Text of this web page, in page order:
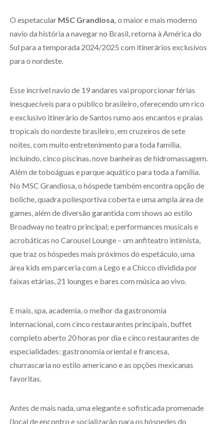
O espetacular MSC Grandiosa o maior e mais moderno
navio da história a navegar no Brasil, retorna à América do
Sul para a temporada 2024/2025 com itinerários exclusivos
para o nordeste.
Esse incrível navio de 19 andares vai proporcionar férias
inesquecíveis para o público brasileiro, oferecendo um rico
e exclusivo itinerário de Santos rumo aos encantos e praias
tropicais do nordeste brasileiro, em cruzeiros de sete
noites, com muito entretenimento para toda família,
incluindo, cinco piscinas, nove banheiras de hidromassagem.
Além de toboáguas e parque aquático para toda a família.
No MSC Grandiosa, o hóspede também encontra opção de
boliche, quadra poliesportiva coberta e uma ampla área de
games, além de diversão garantida com shows ao estilo
Broadway no teatro principal; e performances musicais e
acrobáticas no Carousel Lounge – um anfiteatro intimista,
que traz os hóspedes mais próximos do espetáculo, uma
área kids em parceria com a Lego e a Chicco dividida por
faixas etárias, 21 lounges e bares com música ao vivo.
E mais, spa, academia, o melhor da gastronomia
internacional, com cinco restaurantes principais, buffet
completo aberto 20 horas por dia e cinco restaurantes de
especialidades: gastronomia oriental e francesa,
churrascaria no estilo americano e as opções mexicanas
favoritas.
Antes de mais nada, uma elegante e sofisticada promenade
(local de encontro e socialização para os hóspedes do